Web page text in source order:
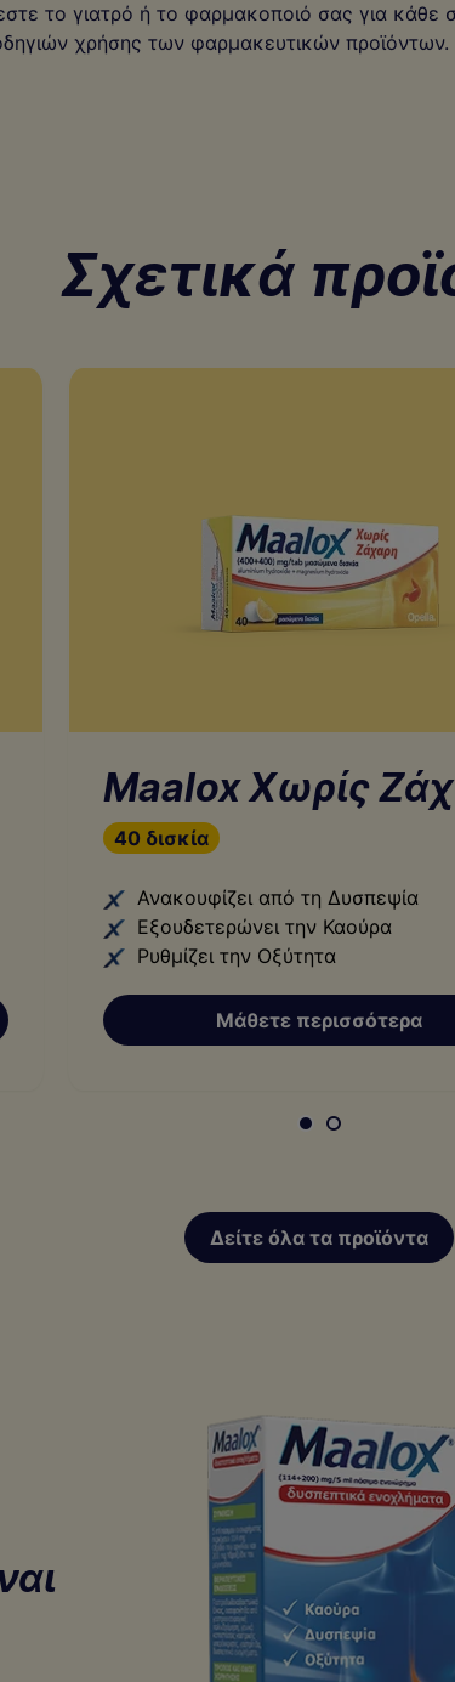
το γιατρό ή το φαρμακοποιό σας για κάθε
χρήσης των φαρμακευτικών προϊόντων.
Σχετικά
Maalox Χωρίς
40 δισκία
Ανακουφίζει από τη Δυσπεψία
Εξουδετερώνει την Καούρα
Ρυθμίζει την Οξύτητα
Μάθετε περισσότερα
Δείτε όλα τα προϊόντα